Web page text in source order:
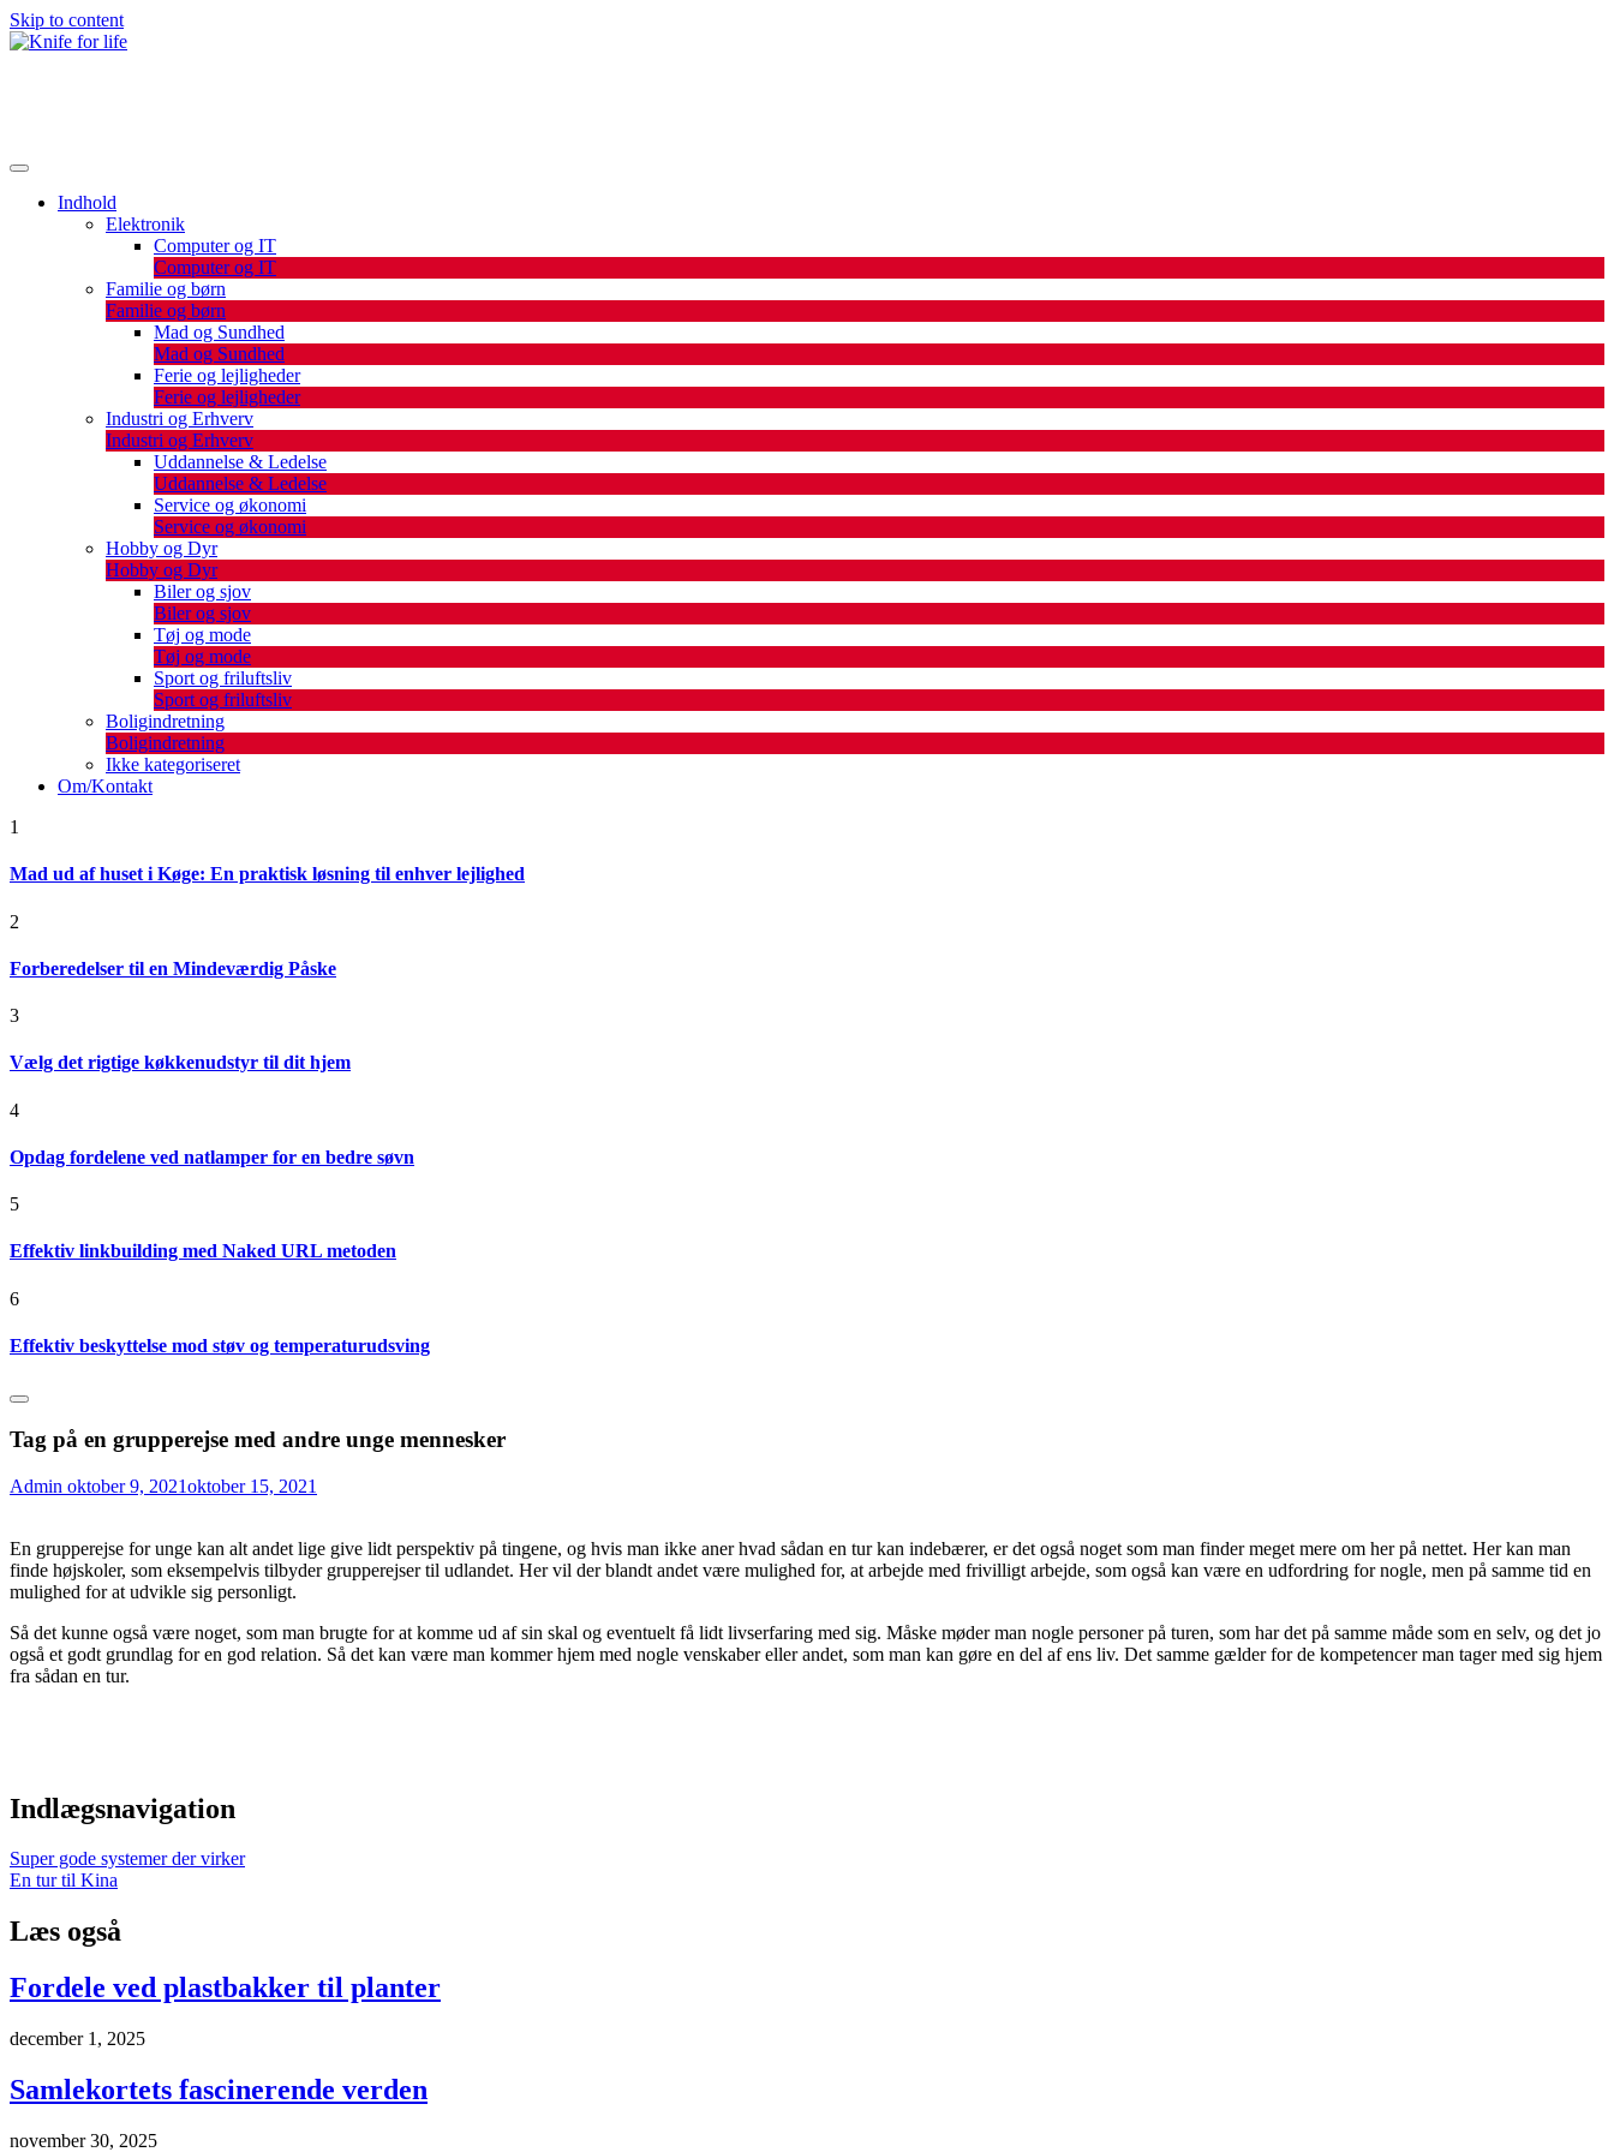
Skip to content
Indhold
Elektronik
Computer og IT
Computer og IT
Familie og børn
Familie og børn
Mad og Sundhed
Mad og Sundhed
Ferie og lejligheder
Ferie og lejligheder
Industri og Erhverv
Industri og Erhverv
Uddannelse & Ledelse
Uddannelse & Ledelse
Service og økonomi
Service og økonomi
Hobby og Dyr
Hobby og Dyr
Biler og sjov
Biler og sjov
Tøj og mode
Tøj og mode
Sport og friluftsliv
Sport og friluftsliv
Boligindretning
Boligindretning
Ikke kategoriseret
Om/Kontakt
1
Mad ud af huset i Køge: En praktisk løsning til enhver lejlighed
2
Forberedelser til en Mindeværdig Påske
3
Vælg det rigtige køkkenudstyr til dit hjem
4
Opdag fordelene ved natlamper for en bedre søvn
5
Effektiv linkbuilding med Naked URL metoden
6
Effektiv beskyttelse mod støv og temperaturudsving
Tag på en grupperejse med andre unge mennesker
Admin oktober 9, 2021oktober 15, 2021
En grupperejse for unge kan alt andet lige give lidt perspektiv på tingene, og hvis man ikke aner hvad sådan en tur kan indebærer, er det også noget som man finder meget mere om her på nettet. Her kan man
finde højskoler, som eksempelvis tilbyder grupperejser til udlandet. Her vil der blandt andet være mulighed for, at arbejde med frivilligt arbejde, som også kan være en udfordring for nogle, men på samme tid en
mulighed for at udvikle sig personligt.
Så det kunne også være noget, som man brugte for at komme ud af sin skal og eventuelt få lidt livserfaring med sig. Måske møder man nogle personer på turen, som har det på samme måde som en selv, og det jo
også et godt grundlag for en god relation. Så det kan være man kommer hjem med nogle venskaber eller andet, som man kan gøre en del af ens liv. Det samme gælder for de kompetencer man tager med sig hjem
fra sådan en tur.
Indlægsnavigation
Super gode systemer der virker
En tur til Kina
Læs også
Fordele ved plastbakker til planter
december 1, 2025
Samlekortets fascinerende verden
november 30, 2025